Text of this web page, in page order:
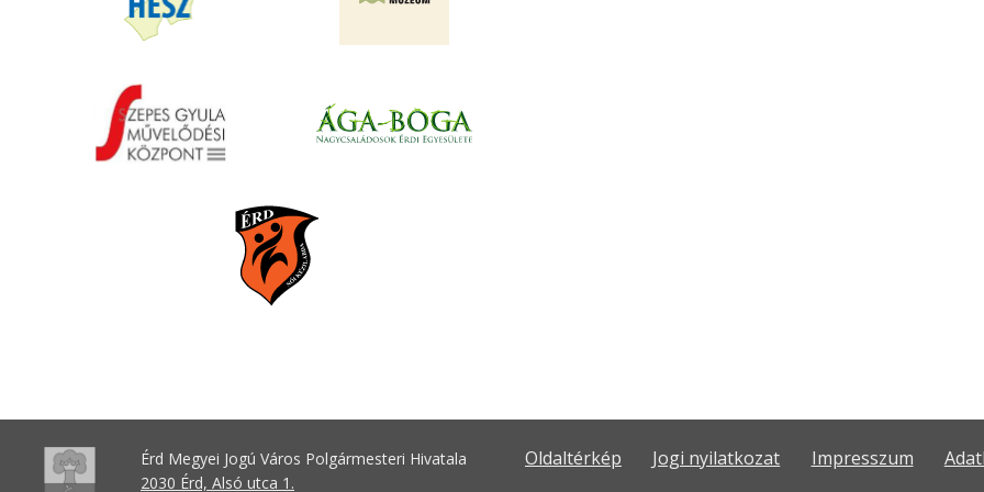
Érd Megyei Jogú Város Polgármesteri Hivatala
2030 Érd, Alsó utca 1.
Oldaltérkép Jogi nyilatkozat Impresszum